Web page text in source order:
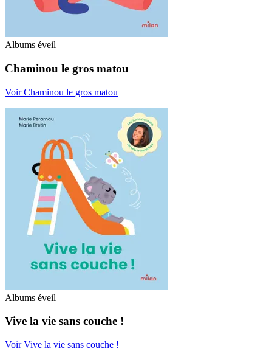
Albums éveil
Chaminou le gros matou
Voir Chaminou le gros matou
Albums éveil
Vive la vie sans couche !
Voir Vive la vie sans couche !